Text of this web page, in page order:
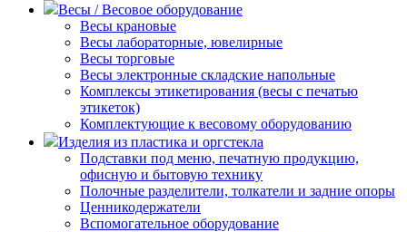
Весы / Весовое оборудование
Весы крановые
Весы лабораторные, ювелирные
Весы торговые
Весы электронные складские напольные
Комплексы этикетирования (весы с печатью
этикеток)
Комплектующие к весовому оборудованию
Изделия из пластика и оргстекла
Подставки под меню, печатную продукцию,
офисную и бытовую технику
Полочные разделители, толкатели и задние опоры
Ценникодержатели
Вспомогательное оборудование